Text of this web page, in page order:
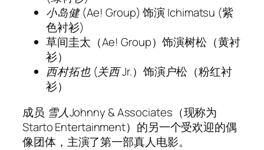
小岛健(Ae! Group) 饰演 Ichimatsu (紫
色衬衫)
草间圭太（Ae! Group）饰演树松（黄衬
衫）
西村拓也(关西Jr.）饰演户松（粉红衬
衫）
成员 雪人Johnny & Associates（现称为
Starto Entertainment）的另一个受欢迎的偶
像团体，主演了第一部真人电影。